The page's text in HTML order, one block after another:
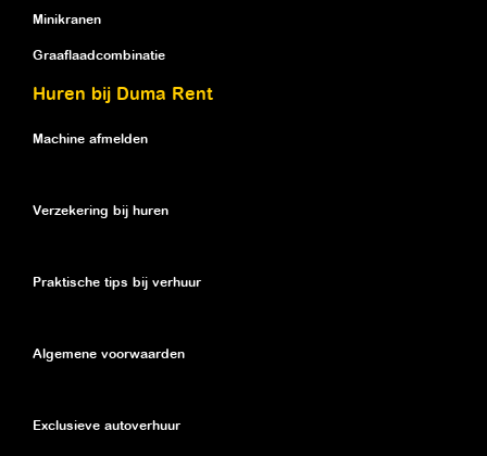
Minikranen
Graaflaadcombinatie
Huren bij Duma Rent
Machine afmelden
Verzekering bij huren
Praktische tips bij verhuur
Algemene voorwaarden
Exclusieve autoverhuur